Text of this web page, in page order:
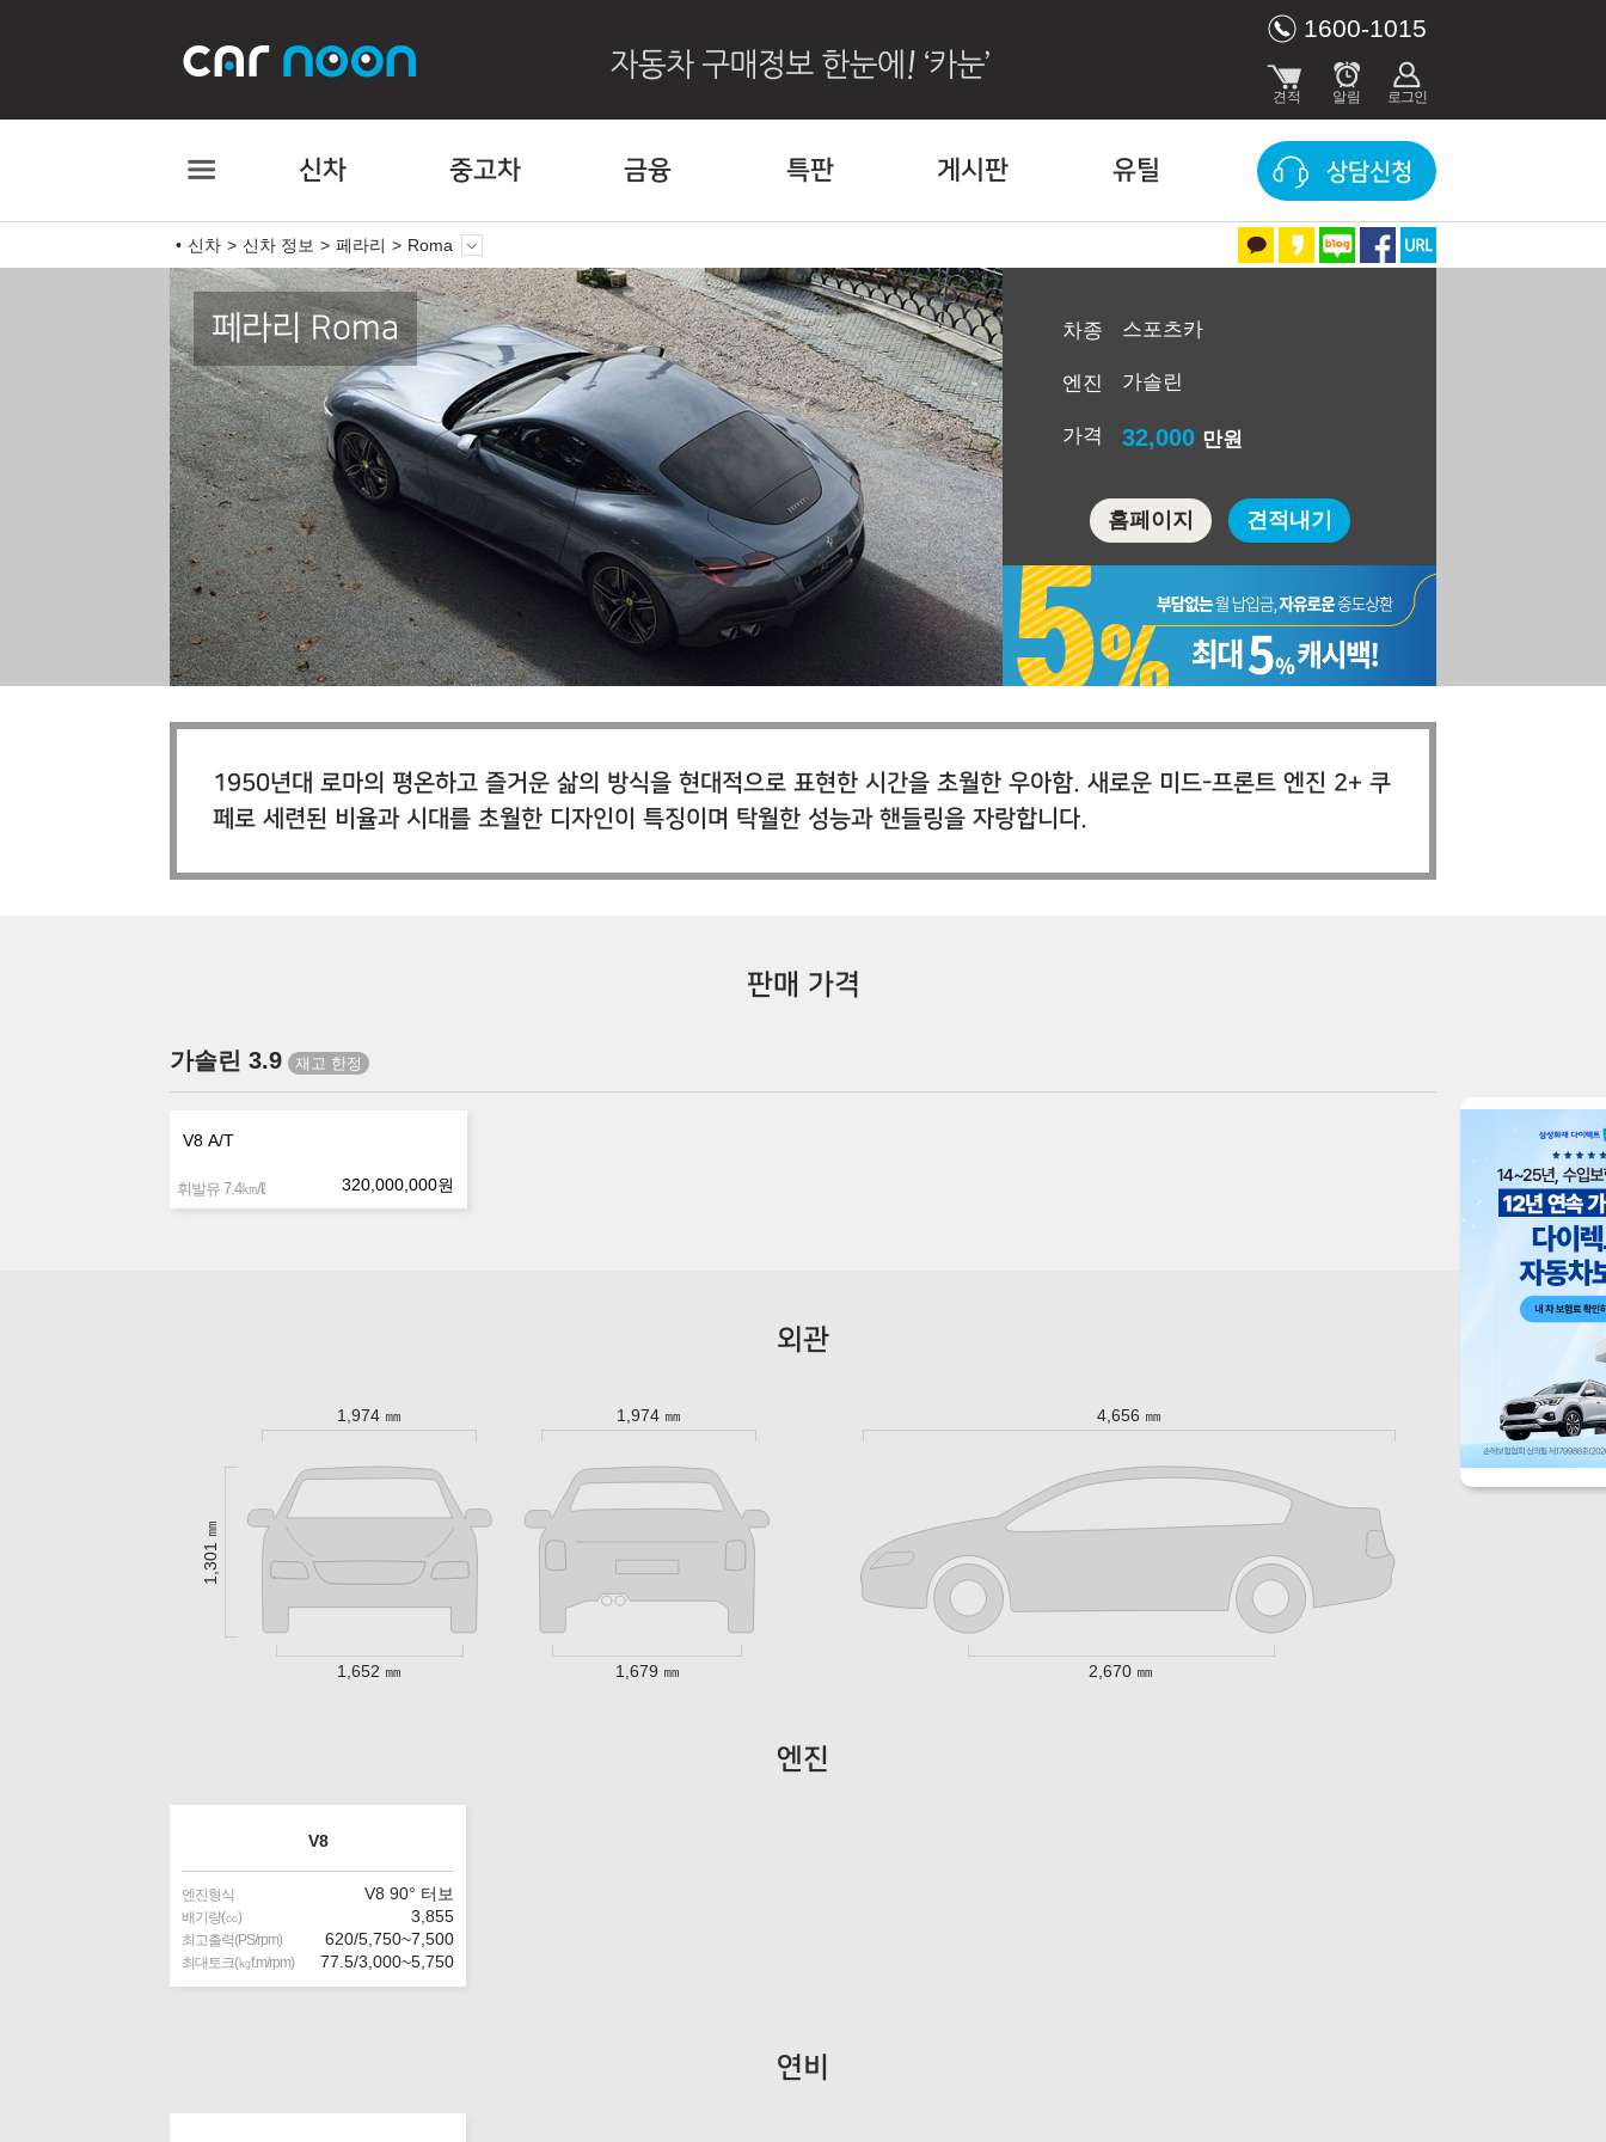
1600-1015
신차 중고차 금융 특판 게시판 유틸 상담신청
신차 신차 정보 페라리 Roma
페라리 Roma 차종 스포츠카
엔진 가솔린
가격 32,000 만원
홈페이지 견적내기
1950년대 로마의 평온하고 즐거운 삶의 방식을 현대적으로 표현한 시간을 초월한 우아함. 새로운 미드-프론트 엔진 2+ 쿠
페로 세련된 비율과 시대를 초월한 디자인이 특징이며 탁월한 성능과 핸들링을 자랑합니다.
판매 가격
가솔린 3.9
V8 A/T
휘발유 7.4㎞/ℓ 320,000,000원
외관
1,974 ㎜ 1,974 ㎜
1,301 ㎜
1,652 ㎜ 1,679 ㎜
4,656 ㎜
2,670 ㎜
엔진
V8
엔진형식 V8 90° 터보
배기량(㏄) 3,855
최고출력(PS/rpm) 620/5,750~7,500
최대토크(㎏f.m/rpm) 77.5/3,000~5,750
연비